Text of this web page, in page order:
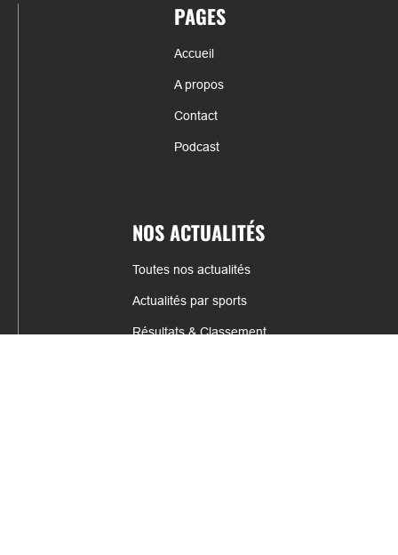
PAGES
Accueil
A propos
Contact
Podcast
NOS ACTUALITÉS
Toutes nos actualités
Actualités par sports
Résultats & Classement